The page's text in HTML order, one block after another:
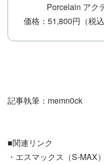
Porcelain アク
価格：51,800円（税
記事執筆：memn0ck
■関連リンク
・エスマックス（S-MAX）